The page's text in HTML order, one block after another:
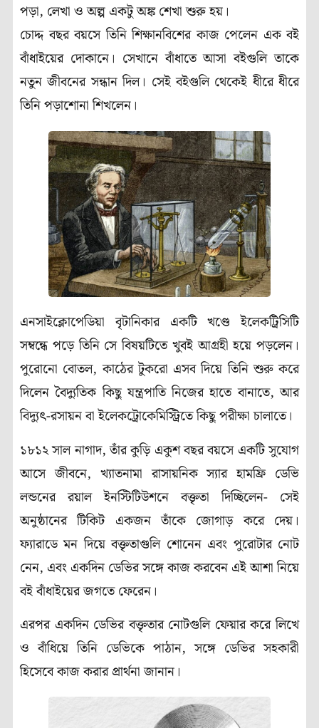
পড়া, লেখা ও অল্প একটু অঙ্ক শেখা শুরু হয়।
চোদ্দ বছর বয়সে তিনি শিক্ষানবিশের কাজ পেলেন এক বই
বাঁধাইয়ের দোকানে। সেখানে বাঁধাতে আসা বইগুলি তাকে
নতুন জীবনের সন্ধান দিল। সেই বইগুলি থেকেই ধীরে ধীরে
তিনি পড়াশোনা শিখলেন।
এনসাইক্লোপেডিয়া বৃটানিকার একটি খণ্ডে ইলেকট্রিসিটি
সম্বন্ধে পড়ে তিনি সে বিষয়টিতে খুবই আগ্রহী হয়ে পড়লেন।
পুরোনো বোতল, কাঠের টুকরো এসব দিয়ে তিনি শুরু করে
দিলেন বৈদ্যুতিক কিছু যন্ত্রপাতি নিজের হাতে বানাতে, আর
বিদ্যুৎ-রসায়ন বা ইলেকট্রোকেমিস্ট্রিতে কিছু পরীক্ষা চালাতে।
১৮১২ সাল নাগাদ, তাঁর কুড়ি একুশ বছর বয়সে একটি সুযোগ
আসে জীবনে, খ্যাতনামা রাসায়নিক স্যার হামফ্রি ডেভি
লন্ডনের রয়াল ইনস্টিটিউশনে বক্তৃতা দিচ্ছিলেন- সেই
অনুষ্ঠানের টিকিট একজন তাঁকে জোগাড় করে দেয়।
ফ্যারাডে মন দিয়ে বক্তৃতাগুলি শোনেন এবং পুরোটার নোট
নেন, এবং একদিন ডেভির সঙ্গে কাজ করবেন এই আশা নিয়ে
বই বাঁধাইয়ের জগতে ফেরেন।
এরপর একদিন ডেভির বক্তৃতার নোটগুলি ফেয়ার করে লিখে
ও বাঁধিয়ে তিনি ডেভিকে পাঠান, সঙ্গে ডেভির সহকারী
হিসেবে কাজ করার প্রার্থনা জানান।